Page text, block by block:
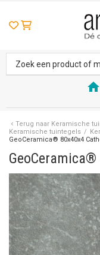
Terug naar Keramische
Keramische tuintegels /
GeoCeramica® 80x40x4